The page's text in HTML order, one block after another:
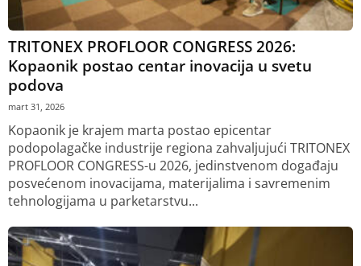
TRITONEX PROFLOOR CONGRESS 2026:
Kopaonik postao centar inovacija u svetu
podova
mart 31, 2026
Kopaonik je krajem marta postao epicentar
podopolagačke industrije regiona zahvaljujući TRITONEX
PROFLOOR CONGRESS-u 2026, jedinstvenom događaju
posvećenom inovacijama, materijalima i savremenim
tehnologijama u parketarstvu...